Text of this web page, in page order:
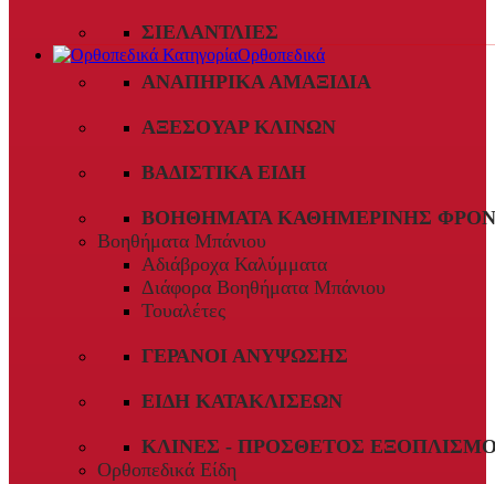
ΣΙΕΛΑΝΤΛΊΕΣ
Ορθοπεδικά
ΑΝΑΠΗΡΙΚΆ ΑΜΑΞΊΔΙΑ
ΑΞΕΣΟΥΆΡ ΚΛΙΝΏΝ
ΒΑΔΙΣΤΙΚΆ ΕΊΔΗ
ΒΟΗΘΉΜΑΤΑ ΚΑΘΗΜΕΡΙΝΉΣ
Βοηθήματα Μπάνιου
Αδιάβροχα Καλύμματα
Διάφορα Βοηθήματα Μπάνιου
Τουαλέτες
ΓΕΡΑΝΟΊ ΑΝΎΨΩΣΗΣ
ΕΊΔΗ ΚΑΤΑΚΛΊΣΕΩΝ
ΚΛΊΝΕΣ - ΠΡΌΣΘΕΤΟΣ
Ορθοπεδικά Είδη